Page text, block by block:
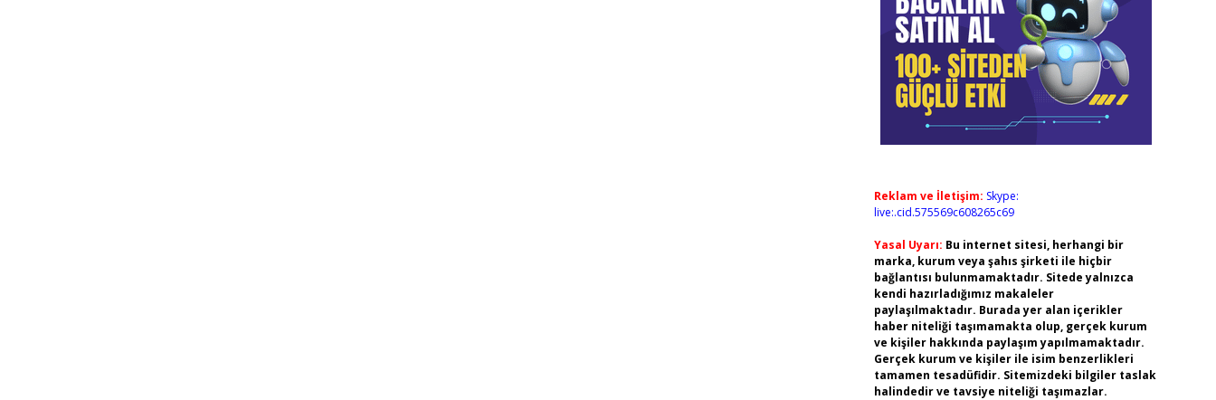
Reklam ve İletişim: Skype:
live:.cid.575569c608265c69
Yasal Uyarı: Bu internet sitesi, herhangi bir
marka, kurum veya şahıs şirketi ile hiçbir
bağlantısı bulunmamaktadır. Sitede yalnızca
kendi hazırladığımız makaleler
paylaşılmaktadır. Burada yer alan içerikler
haber niteliği taşımamakta olup, gerçek kurum
ve kişiler hakkında paylaşım yapılmamaktadır.
Gerçek kurum ve kişiler ile isim benzerlikleri
tamamen tesadüfidir. Sitemizdeki bilgiler taslak
halindedir ve tavsiye niteliği taşımazlar.